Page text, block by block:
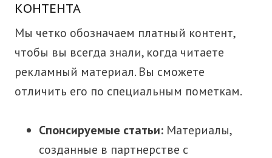
КОНТЕНТА
Мы четко обозначаем платный контент,
чтобы вы всегда знали, когда читаете
рекламный материал. Вы сможете
отличить его по специальным пометкам.
Спонсируемые статьи: Материалы,
созданные в партнерстве с